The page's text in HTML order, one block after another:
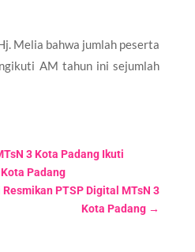
Melia bahwa jumlah peserta
AM tahun ini sejumlah
3 Kota Padang Ikuti
Padang
PTSP Digital MTsN 3
Kota Padang →